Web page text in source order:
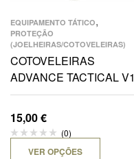
EQUIPAMENTO TÁTICO,
PROTEÇÃO
(JOELHEIRAS/COTOVELEIRAS)
COTOVELEIRAS
ADVANCE TACTICAL V1
15,00€
(0)
VER OPÇÕES